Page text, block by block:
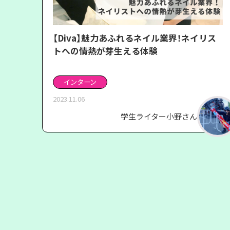
【Diva】魅力あふれるネイル業界！ネイリス
トへの情熱が芽生える体験
インターン
2023.11.06
学生ライター小野さん